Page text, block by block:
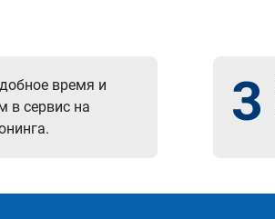
время и
в сервис на
3